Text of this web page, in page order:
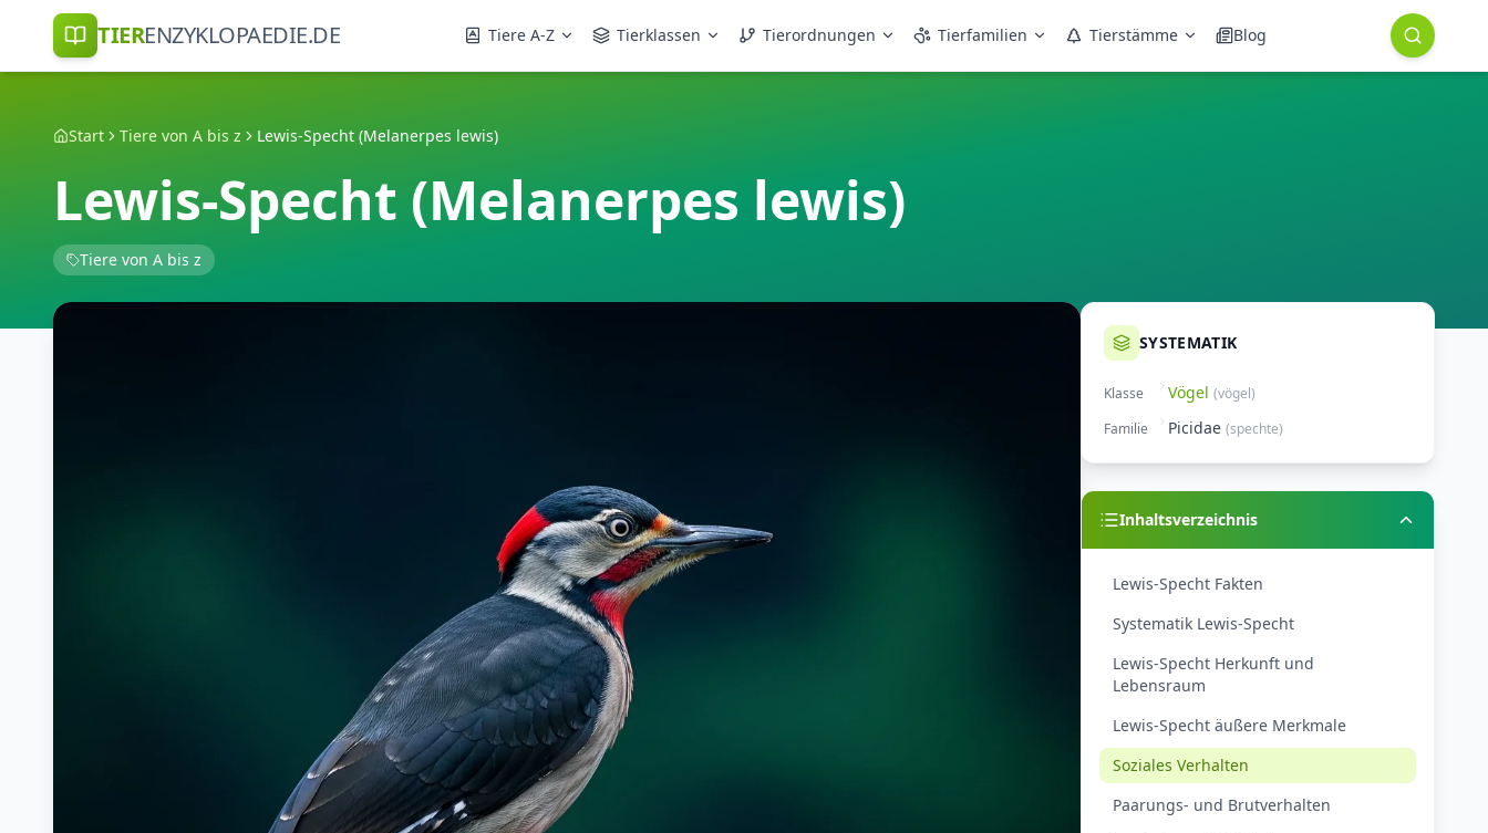
TIERENZYKLOPAEDIE.DE Tiere A-Z Tierklassen Tierordnungen Tierfamilien Tierstämme Blog
Start Tiere von A bis z Lewis-Specht (Melanerpes lewis)
Lewis-Specht (Melanerpes lewis)
Tiere von A bis z
SYSTEMATIK
Klasse Vögel (vögel)
Familie
Picidae (spechte)
Inhaltsverzeichnis
Lewis-Specht Fakten
Systematik Lewis-Specht
Lewis-Specht Herkunft und
Lebensraum
Lewis-Specht äußere Merkmale
Soziales Verhalten
Paarungs- und Brutverhalten